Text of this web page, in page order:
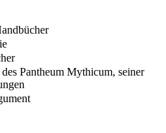
Pantheum Mythicum, seiner